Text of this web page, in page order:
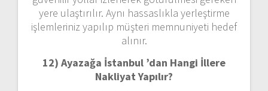
yere ulaştırılır. Aynı hassaslıkla yerleştirme
işlemleriniz yapılıp müşteri memnuniyeti hedef
alınır.
12) Ayazağa İstanbul ’dan Hangi İllere
Nakliyat Yapılır?